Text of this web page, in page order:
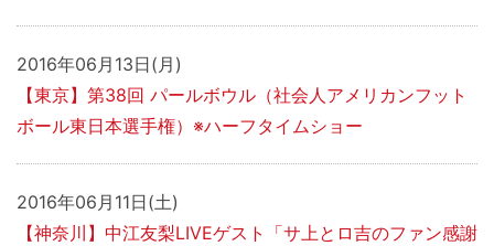
2016年06月13日(月)
【東京】第38回 パールボウル（社会人アメリカンフット
ボール東日本選手権）※ハーフタイムショー
2016年06月11日(土)
【神奈川】中江友梨LIVEゲスト「サ上とロ吉のファン感謝